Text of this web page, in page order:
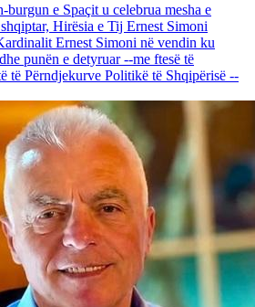
e Spaçit u celebrua mesha e
Hirësia e Tij Ernest Simoni
Ernest Simoni në vendin ku
punën e detyruar --me ftesë të
të Përndjekurve Politikë të Shqipërisë --